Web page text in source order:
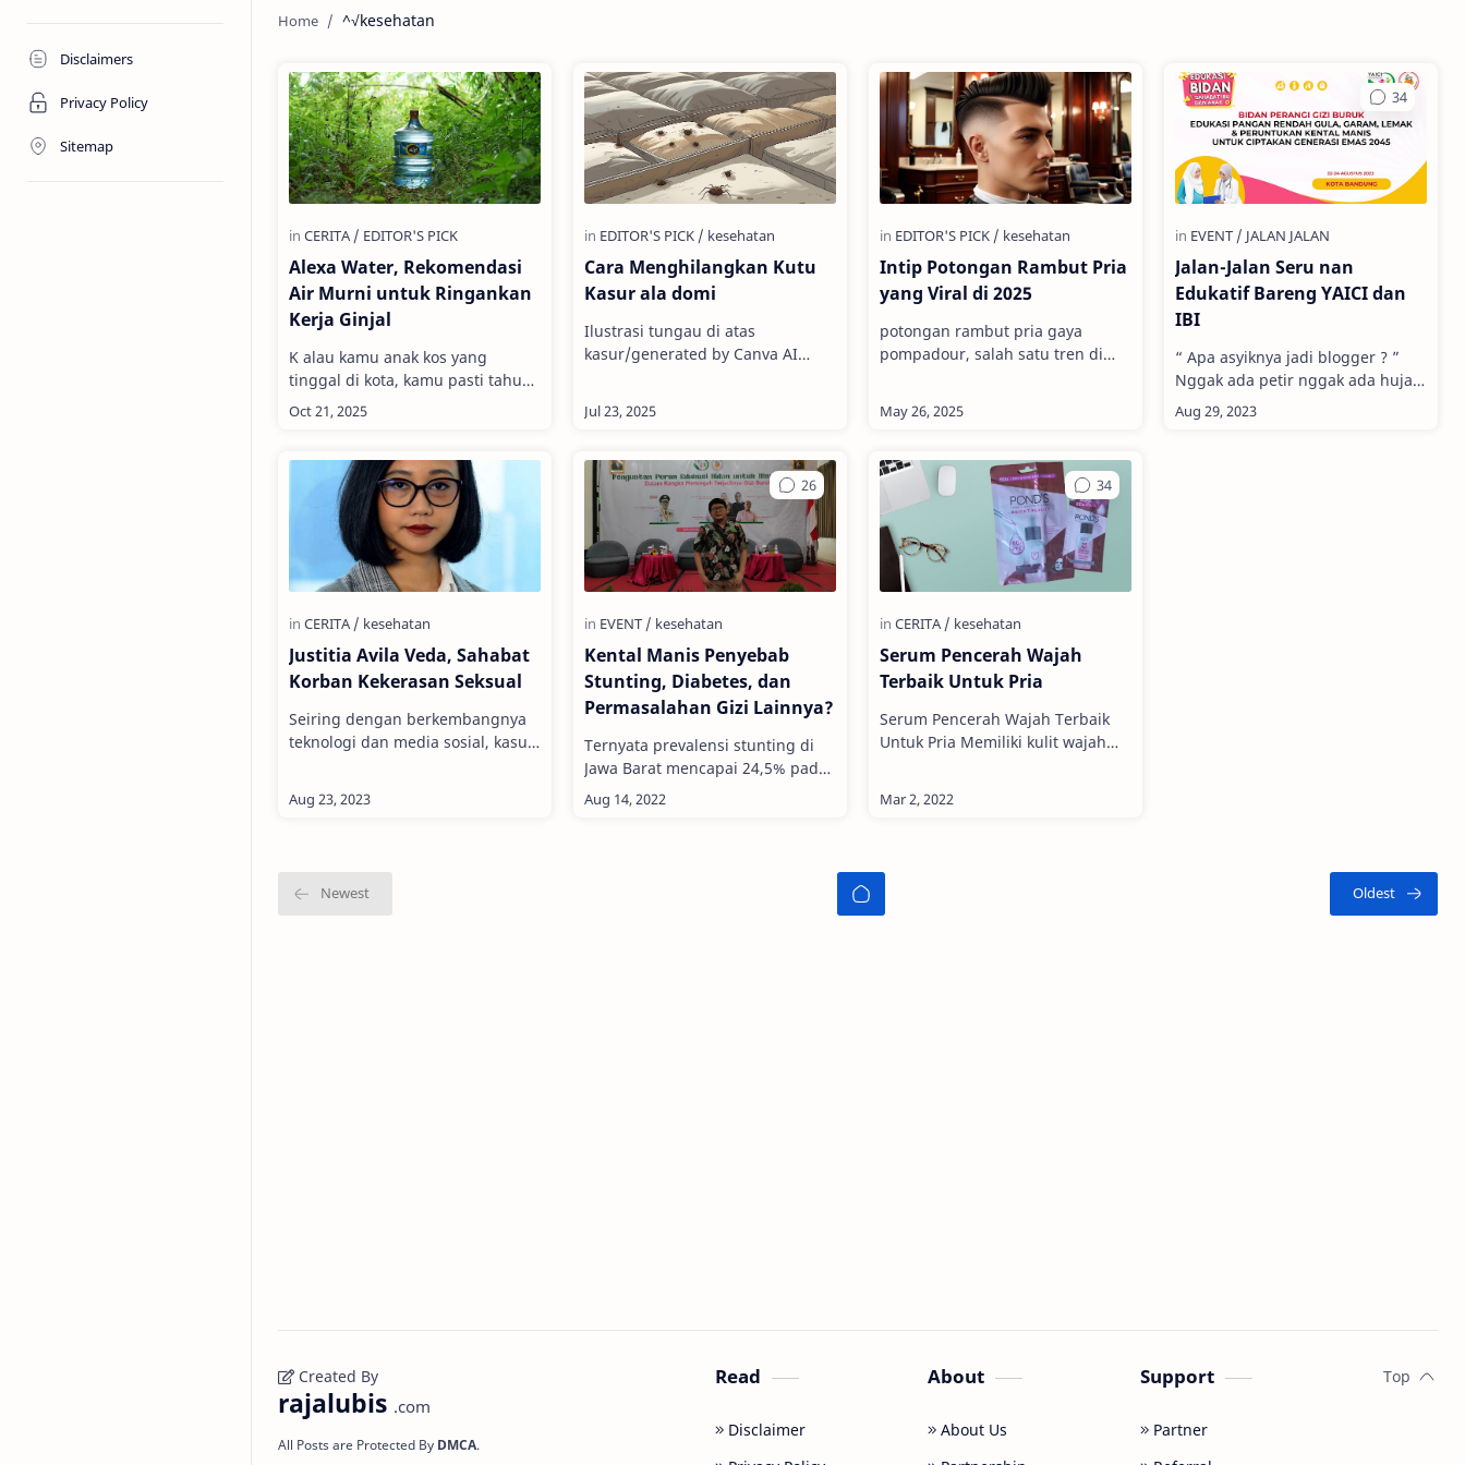
Disclaimers
Privacy Policy
Sitemap
^√kesehatan
Alexa Water, Rekomendasi
Air Murni untuk Ringankan
Kerja Ginjal
K alau kamu anak kos yang
tinggal di kota, kamu pasti tahu
rasanya: bangun pagi, buru-buru
mandi, nyiapin bekal, dan… galon
Cara Menghilangkan Kutu
Kasur ala domi
Ilustrasi tungau di atas
kasur/generated by Canva AI
Intip Potongan Rambut Pria
yang Viral di 2025
potongan rambut pria gaya
pompadour, salah satu tren di
bulan. Kadang suka bingun…
Jalan-Jalan Seru nan
Edukatif Bareng YAICI dan
IBI
“ Apa asyiknya jadi blogger ? ”
Nggak ada petir nggak ada hujan,
sebelum makan siang, Ibu Marni
melayangkan pertanyaan yang
Justitia Avila Veda, Sahabat
Korban Kekerasan Seksual
Seiring dengan berkembangnya
teknologi dan media sosial, kasus-
masa. S…
Kental Manis Penyebab
Stunting, Diabetes, dan
Permasalahan Gizi Lainnya?
Ternyata prevalensi stunting di
Jawa Barat mencapai 24,5% pada
tahun 2021 一 ( Republika.co.id ,
11 Maret 2022) Agak kaget ketika
Serum Pencerah Wajah
Terbaik Untuk Pria
Serum Pencerah Wajah Terbaik
Untuk Pria Memiliki kulit wajah
jika aktivitas…
Created By
rajalubis .com
All Posts are Protected By DMCA.
Read
Disclaimer
About
About Us
Support
Partner